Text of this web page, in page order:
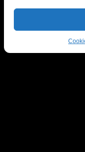
© PiktID FlexCo
Lakeside Park
office@piktid.com